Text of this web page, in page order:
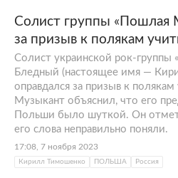
социальных роликов об
В 2014-м журналист был
«УКРОП». В 2019-м
штабеВладимира
за пиар и креатив. В
президент Украины
Тимошенко
Офиса Президента. В
Солист группы «Пошлая
за призыв к полякам
Солист украинской рок-
Бледный (настоящее имя —
оправдался за призыв к
Музыкант объяснил, что его
Польши было шуткой. Он
его слова неправильно поняли.
17:08, 7 ноября 2023
Кирилл Тимошенко ПОЛЬША Россия